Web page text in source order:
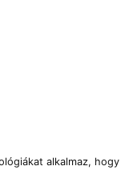
alkalmaz, hogy